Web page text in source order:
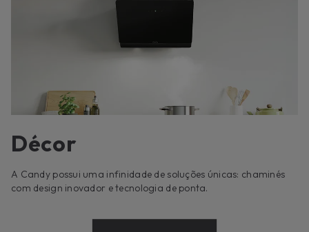
Décor
A Candy possui uma infinidade de soluções únicas: chaminés
com design inovador e tecnologia de ponta.